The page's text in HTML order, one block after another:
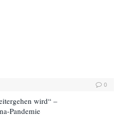
0
wird“ –
Pandemie